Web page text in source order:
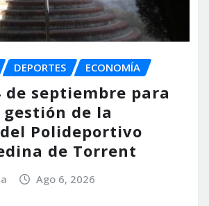
DEPORTES ECONOMÍA
de septiembre para
de la
Polideportivo
de Torrent
Ago 6, 2026